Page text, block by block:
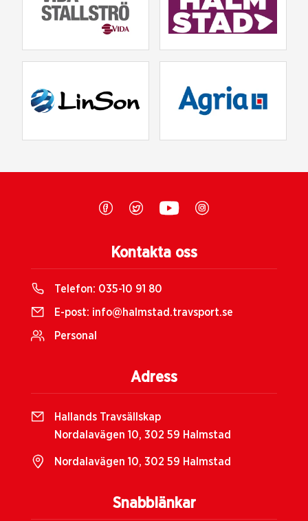
Snabblänkar
Kontakta oss
Telefon: 035-10 91 80
E-post: info@halmstad.travsport.se
Personal
Adress
Hallands Travsällskap
Nordalavägen 10, 302 59 Halmstad
Nordalavägen 10, 302 59 Halmstad